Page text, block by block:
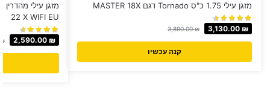
מזגן עילי 1.75 כ"ס Tornado דגם MASTER 18X
3,890.00₪ 3,130.00 ₪
קנה עכשיו
22 X WIFI EU
₪ 2,590.00 ₪